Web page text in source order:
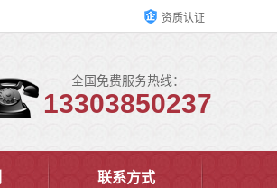
资质认证
全国免费服务热线：
13303850237
联系方式